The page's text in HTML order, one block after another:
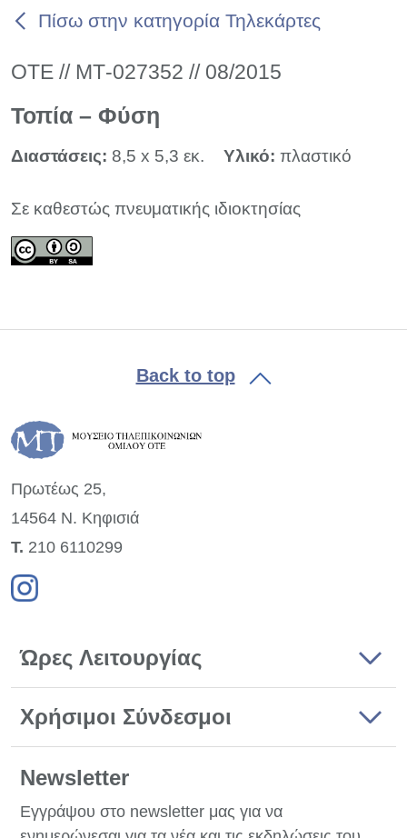
Πίσω στην κατηγορία Τηλεκάρτες
ΟΤΕ // ΜΤ-027352 // 08/2015
Τοπία – Φύση
Διαστάσεις: 8,5 x 5,3 εκ. Υλικό: πλαστικό
Σε καθεστώς πνευματικής ιδιοκτησίας
Back to top
Πρωτέως 25,
14564 Ν. Κηφισιά
Τ. 210 6110299
Ώρες Λειτουργίας
Χρήσιμοι Σύνδεσμοι
Newsletter
Εγγράψου στο newsletter μας για να